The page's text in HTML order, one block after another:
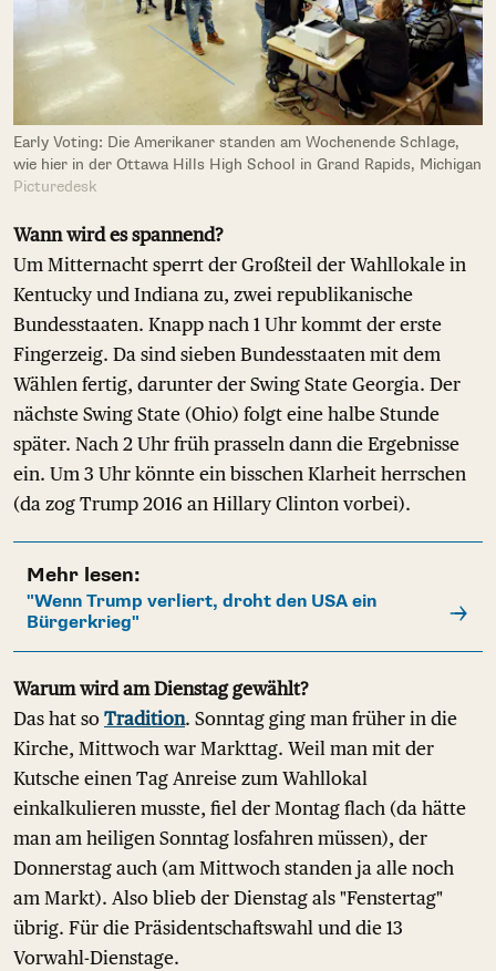
Early Voting: Die Amerikaner standen am Wochenende Schlage,
wie hier in der Ottawa Hills High School in Grand Rapids, Michigan
Picturedesk
Wann wird es spannend?
Um Mitternacht sperrt der Großteil der Wahllokale in
Kentucky und Indiana zu, zwei republikanische
Bundesstaaten. Knapp nach 1 Uhr kommt der erste
Fingerzeig. Da sind sieben Bundesstaaten mit dem
Wählen fertig, darunter der Swing State Georgia. Der
nächste Swing State (Ohio) folgt eine halbe Stunde
später. Nach 2 Uhr früh prasseln dann die Ergebnisse
ein. Um 3 Uhr könnte ein bisschen Klarheit herrschen
(da zog Trump 2016 an Hillary Clinton vorbei).
Mehr lesen:
"Wenn Trump verliert, droht den USA ein
Bürgerkrieg"
Warum wird am Dienstag gewählt?
Das hat so Tradition. Sonntag ging man früher in die
Kirche, Mittwoch war Markttag. Weil man mit der
Kutsche einen Tag Anreise zum Wahllokal
einkalkulieren musste, fiel der Montag flach (da hätte
man am heiligen Sonntag losfahren müssen), der
Donnerstag auch (am Mittwoch standen ja alle noch
am Markt). Also blieb der Dienstag als "Fenstertag"
übrig. Für die Präsidentschaftswahl und die 13
Vorwahl-Dienstage.